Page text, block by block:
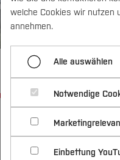
Campus
Studium
Vor dem
Bewerben &
Im Studium
Studienbüros
Nach dem
Forschung
Profil
Forschungs-
Schwerpunkte
Beratung &
Nachhaltigkeit
International
Betonkanu-
Startseite
[...] Im Studium
Historie
2024
welche Cookies wir nutzen
annehmen.
Alle auswählen
Notwendige
Einbettung